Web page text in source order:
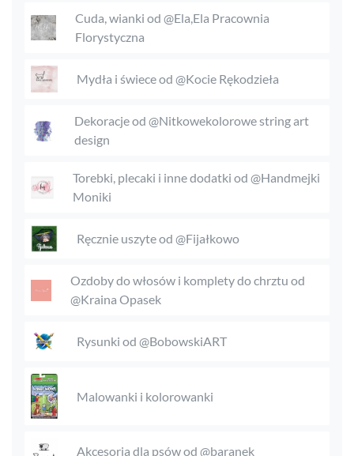
Cuda, wianki od @Ela,Ela Pracownia
Florystyczna
Mydła i świece od @Kocie Rękodzieła
Dekoracje od @Nitkowekolorowe string art
design
Torebki, plecaki i inne dodatki od @Handmejki
Moniki
Ręcznie uszyte od @Fijałkowo
Ozdoby do włosów i komplety do chrztu od
@Kraina Opasek
Rysunki od @BobowskiART
Malowanki i kolorowanki
Akcesoria dla psów od @baranek